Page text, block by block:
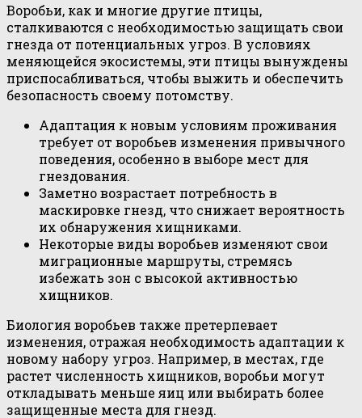
Воробьи, как и многие другие птицы,
сталкиваются с необходимостью защищать свои
гнезда от потенциальных угроз. В условиях
меняющейся экосистемы, эти птицы вынуждены
приспосабливаться, чтобы выжить и обеспечить
безопасность своему потомству.
Адаптация к новым условиям проживания
требует от воробьев изменения привычного
поведения, особенно в выборе мест для
гнездования.
Заметно возрастает потребность в
маскировке гнезд, что снижает вероятность
их обнаружения хищниками.
Некоторые виды воробьев изменяют свои
миграционные маршруты, стремясь
избежать зон с высокой активностью
хищников.
Биология воробьев также претерпевает
изменения, отражая необходимость адаптации к
новому набору угроз. Например, в местах, где
растет численность хищников, воробьи могут
откладывать меньше яиц или выбирать более
защищенные места для гнезд.